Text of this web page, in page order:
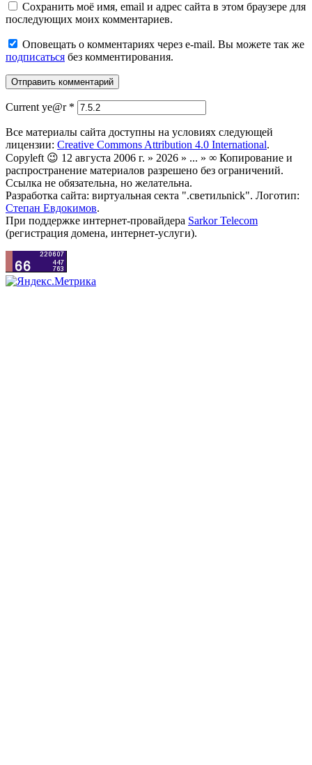
Сохранить моё имя, email и адрес сайта в этом браузере для
последующих моих комментариев.
Оповещать о комментариях через e-mail. Вы можете так же
подписаться без комментирования.
Current ye@r *
Все материалы сайта доступны на условиях следующей
лицензии: Creative Commons Attribution 4.0 International.
Copyleft 😉 12 августа 2006 г. » 2026 » ... » ∞ Копирование и
распространение материалов разрешено без ограничений.
Ссылка не обязательна, но желательна.
Разработка сайта: виртуальная секта ".светильnick". Логотип:
Степан Евдокимов.
При поддержке интернет-провайдера Sarkor Telecom
(регистрация домена, интернет-услуги).